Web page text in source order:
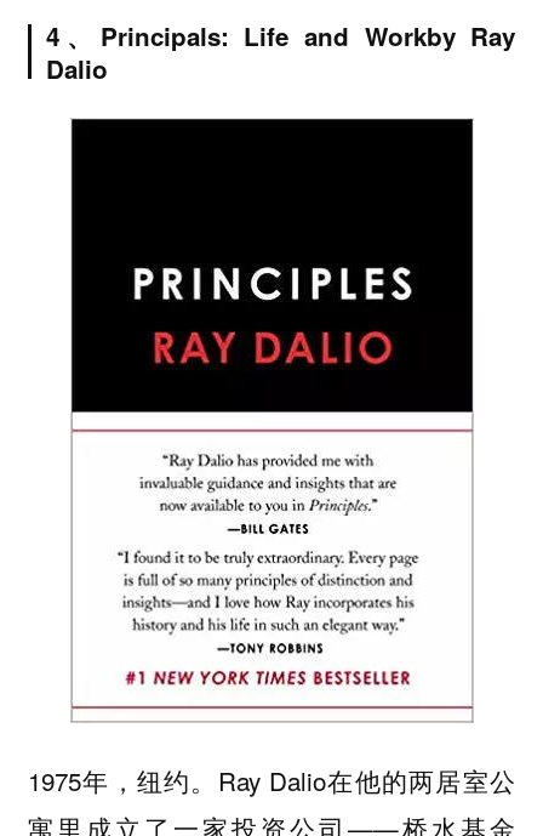
4、 Principals: Life and Workby Ray
Dalio
1975年，纽约。Ray Dalio在他的两居室公
寓里成立了一家投资公司——桥水基金